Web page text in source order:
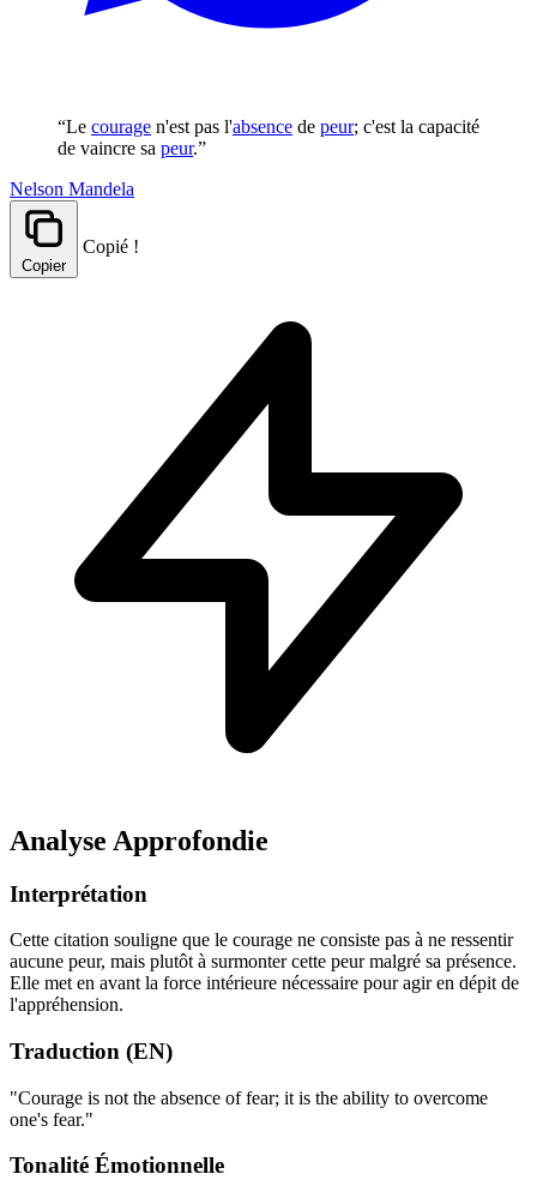
“Le courage n'est pas l'absence de peur; c'est la capacité
de vaincre sa peur.”
Nelson Mandela
Copier
Copié !
Analyse Approfondie
Interprétation
Cette citation souligne que le courage ne consiste pas à ne ressentir
aucune peur, mais plutôt à surmonter cette peur malgré sa présence.
Elle met en avant la force intérieure nécessaire pour agir en dépit de
l'appréhension.
Traduction (EN)
"Courage is not the absence of fear; it is the ability to overcome
one's fear."
Tonalité Émotionnelle